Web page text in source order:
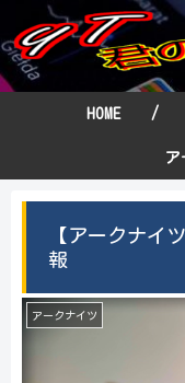
HOME /
【アークナ
報
アークナイツ